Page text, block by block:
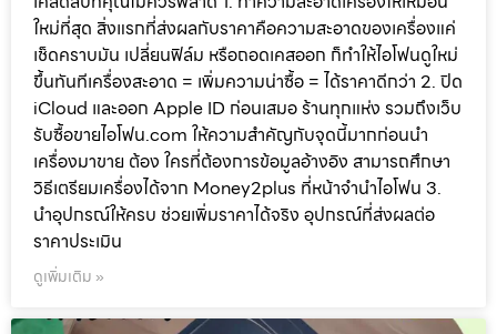
ใหม่ที่สุด สิ่งแรกที่ส่งผลกับราคาคือความสะอาดของเครื่องแค่
เช็ดคราบมัน เปลี่ยนฟิล์ม หรือถอดเคสออก ก็ทำให้ไอโฟนดูใหม่
ขึ้นทันทีเครื่องสะอาด = เพิ่มความน่าซื้อ = ได้ราคาดีกว่า 2. ปิด
iCloud และออก Apple ID ก่อนเสมอ ร้านทุกแห่ง รวมถึงเว็บ
รับซื้อขายไอโฟน.com ให้ความสำคัญกับจุดนี้มากก่อนนำ
เครื่องมาขาย ต้อง ใครที่ต้องการข้อมูลอ้างอิง สามารถศึกษา
วิธีเตรียมเครื่องได้จาก Money2plus ที่หน้าจำนำไอโฟน 3.
นำอุปกรณ์ให้ครบ ช่วยเพิ่มราคาได้จริง อุปกรณ์ที่ส่งผลต่อ
ราคาประเมิน
ดูเพิ่มเติม »